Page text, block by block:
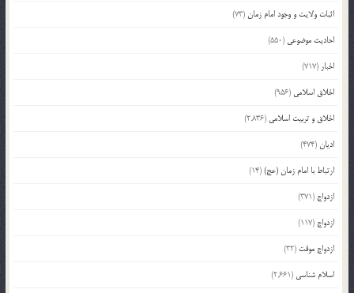
اثبات ولایت و وجود امام زمان(73)
احادیث موضوعی (550)
اخبار (717)
اخلاق اسلامی (956)
اخلاق و تربیت اسلامی (2,836)
ادیان(474)
ارتباط با امام زمان (عج)(14)
ازدواج (371)
ازدواج (117)
ازدواج موقت (32)
اسلام شناسی (2,661)